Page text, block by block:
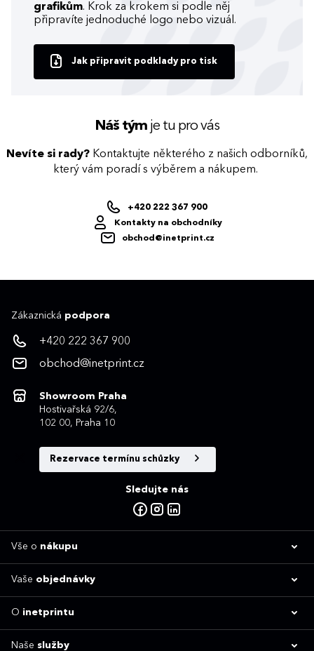
grafikům. Krok za krokem si podle něj
připravíte jednoduché logo nebo vizuál.
Jak připravit podklady pro tisk
Náš týmje tu pro vás
Nevíte si rady? Kontaktujte některého z našich odborníků,
který vám poradí s výběrem a nákupem.
+420 222 367 900
Kontakty na obchodníky
obchod@inetprint.cz
Zákaznická podpora
+420 222 367 900
obchod@inetprint.cz
Showroom Praha
Hostivařská 92/6,
102 00, Praha 10
Rezervace termínu schůzky
Sledujte nás
Vše o nákupu
Vaše objednávky
O inetprintu
Naše služby